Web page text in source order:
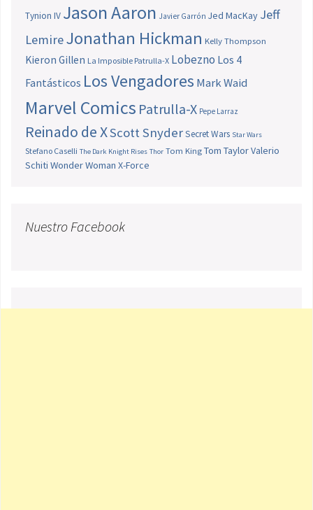
Tynion IV Jason Aaron Javier Garrón Jed MacKay Jeff
LemireJonathan Hickman Kelly Thompson
Kieron Gillen La Imposible Patrulla-X Lobezno Los 4
Fantásticos Los Vengadores Mark Waid
Marvel Comics Patrulla-X Pepe Larraz
Reinado de XScott SnyderSecret Wars Star Wars
Stefano Caselli The Dark Knight Rises Thor Tom King Tom TaylorValerio
Schiti Wonder Woman X-Force
Nuestro Facebook